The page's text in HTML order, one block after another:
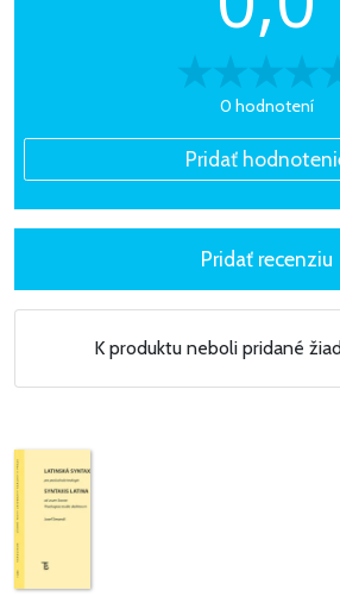
0 hodnotení
K produktu neboli pridané